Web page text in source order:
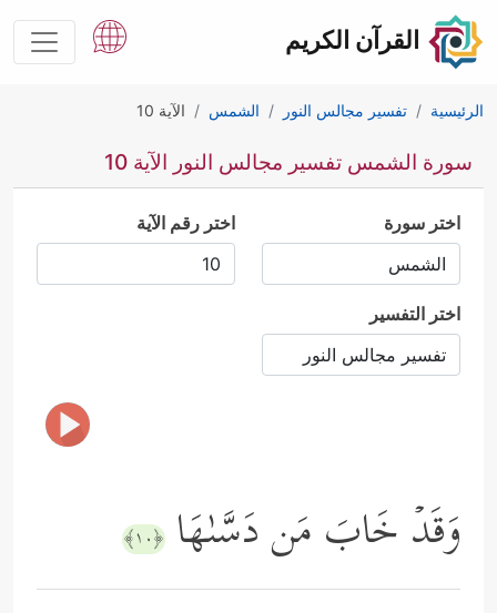
القرآن الكريم
الرئيسية تفسير مجالس النور الشمس الآية 10
سورة الشمس تفسير مجالس النور الآية 10
اختر سورة اختر رقم الآية
اختر التفسير
وَقَدۡ خَابَ مَن دَسَّىٰهَا ﴿١٠﴾